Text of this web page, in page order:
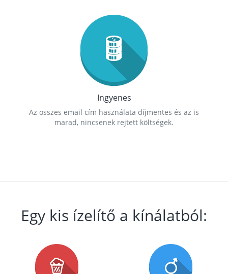
Ingyenes
Az összes email cím használata díjmentes és az is
marad, nincsenek rejtett költségek.
Egy kis ízelítő a kínálatból: